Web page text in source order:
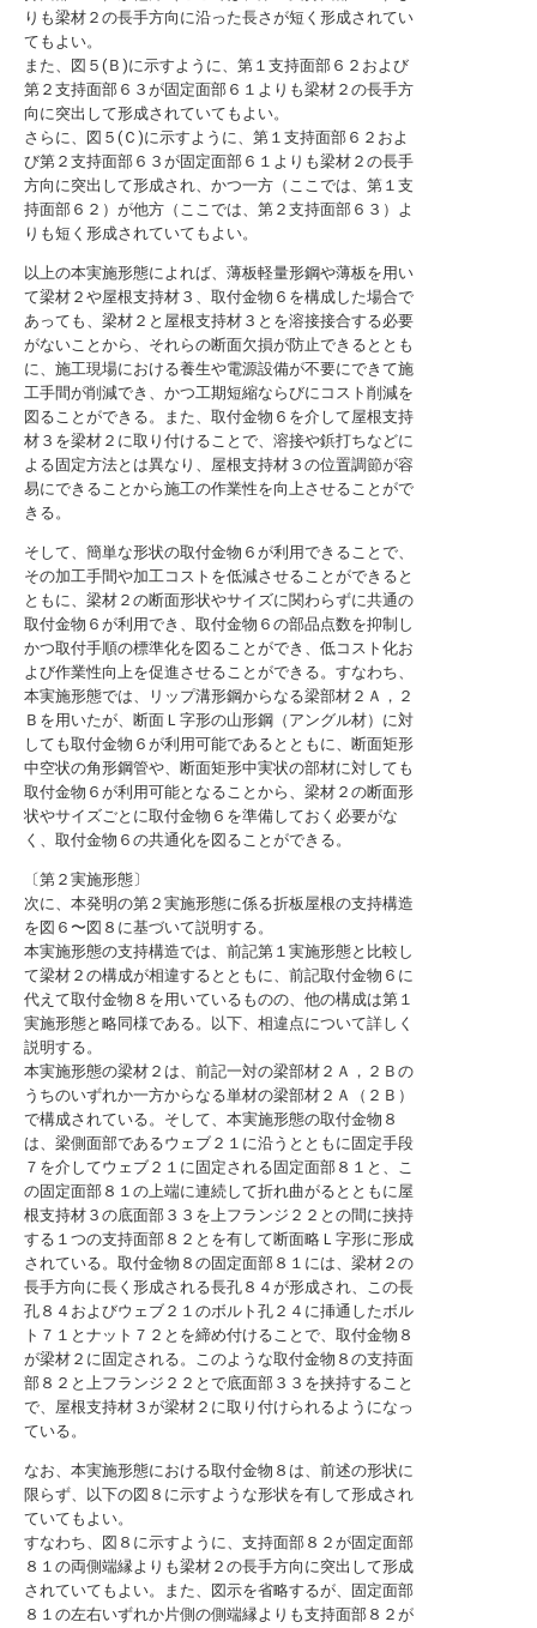
りも梁材２の長手方向に沿った長さが短く形成されてい
てもよい。
また、図５(Ｂ)に示すように、第１支持面部６２および
第２支持面部６３が固定面部６１よりも梁材２の長手方
向に突出して形成されていてもよい。
さらに、図５(Ｃ)に示すように、第１支持面部６２およ
び第２支持面部６３が固定面部６１よりも梁材２の長手
方向に突出して形成され、かつ一方（ここでは、第１支
持面部６２）が他方（ここでは、第２支持面部６３）よ
りも短く形成されていてもよい。
以上の本実施形態によれば、薄板軽量形鋼や薄板を用い
て梁材２や屋根支持材３、取付金物６を構成した場合で
あっても、梁材２と屋根支持材３とを溶接接合する必要
がないことから、それらの断面欠損が防止できるととも
に、施工現場における養生や電源設備が不要にできて施
工手間が削減でき、かつ工期短縮ならびにコスト削減を
図ることができる。また、取付金物６を介して屋根支持
材３を梁材２に取り付けることで、溶接や鋲打ちなどに
よる固定方法とは異なり、屋根支持材３の位置調節が容
易にできることから施工の作業性を向上させることがで
きる。
そして、簡単な形状の取付金物６が利用できることで、
その加工手間や加工コストを低減させることができると
ともに、梁材２の断面形状やサイズに関わらずに共通の
取付金物６が利用でき、取付金物６の部品点数を抑制し
かつ取付手順の標準化を図ることができ、低コスト化お
よび作業性向上を促進させることができる。すなわち、
本実施形態では、リップ溝形鋼からなる梁部材２Ａ，２
Ｂを用いたが、断面Ｌ字形の山形鋼（アングル材）に対
しても取付金物６が利用可能であるとともに、断面矩形
中空状の角形鋼管や、断面矩形中実状の部材に対しても
取付金物６が利用可能となることから、梁材２の断面形
状やサイズごとに取付金物６を準備しておく必要がな
く、取付金物６の共通化を図ることができる。
〔第２実施形態〕
次に、本発明の第２実施形態に係る折板屋根の支持構造
を図６〜図８に基づいて説明する。
本実施形態の支持構造では、前記第１実施形態と比較し
て梁材２の構成が相違するとともに、前記取付金物６に
代えて取付金物８を用いているものの、他の構成は第１
実施形態と略同様である。以下、相違点について詳しく
説明する。
本実施形態の梁材２は、前記一対の梁部材２Ａ，２Ｂの
うちのいずれか一方からなる単材の梁部材２Ａ（２Ｂ）
で構成されている。そして、本実施形態の取付金物８
は、梁側面部であるウェブ２１に沿うとともに固定手段
７を介してウェブ２１に固定される固定面部８１と、こ
の固定面部８１の上端に連続して折れ曲がるとともに屋
根支持材３の底面部３３を上フランジ２２との間に挟持
する１つの支持面部８２とを有して断面略Ｌ字形に形成
されている。取付金物８の固定面部８１には、梁材２の
長手方向に長く形成される長孔８４が形成され、この長
孔８４およびウェブ２１のボルト孔２４に挿通したボル
ト７１とナット７２とを締め付けることで、取付金物８
が梁材２に固定される。このような取付金物８の支持面
部８２と上フランジ２２とで底面部３３を挟持すること
で、屋根支持材３が梁材２に取り付けられるようになっ
ている。
なお、本実施形態における取付金物８は、前述の形状に
限らず、以下の図８に示すような形状を有して形成され
ていてもよい。
すなわち、図８に示すように、支持面部８２が固定面部
８１の両側端縁よりも梁材２の長手方向に突出して形成
されていてもよい。また、図示を省略するが、固定面部
８１の左右いずれか片側の側端縁よりも支持面部８２が